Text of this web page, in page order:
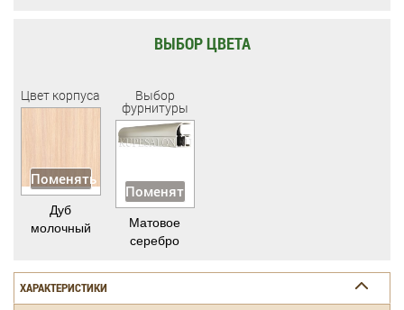
ВЫБОР ЦВЕТА
Цвет корпуса
Поменять
Дуб
молочный
Выбор
фурнитуры
Поменять
Матовое
серебро
ХАРАКТЕРИСТИКИ